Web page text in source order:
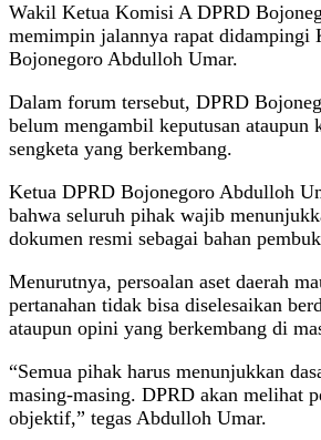
Wakil Ketua Komisi A DPRD
memimpin jalannya rapat didampingi
Bojonegoro Abdulloh Umar.
Dalam forum tersebut, DPRD
belum mengambil keputusan ataupun
sengketa yang berkembang.
Ketua DPRD Bojonegoro Abdulloh
bahwa seluruh pihak wajib
dokumen resmi sebagai bahan
Menurutnya, persoalan aset daerah
pertanahan tidak bisa diselesaikan
ataupun opini yang berkembang di
“Semua pihak harus menunjukkan
masing-masing. DPRD akan melihat
objektif,” tegas Abdulloh Umar.